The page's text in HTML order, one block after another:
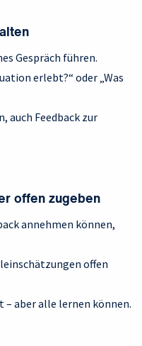
Gespräch führen.
erlebt?“ oder „Was
auch Feedback zur
offen zugeben
annehmen können,
offen
– aber alle lernen können.